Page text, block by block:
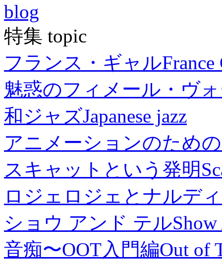
blog
特集 topic
フランス・ギャルFrance
魅惑のフィメール・ヴ
和ジャズJapanese jazz
アニメーションのため
スキャットという発明
ロジェロジェとナルデ
ショウ アンド テル
音痴〜OOT入門編Out of